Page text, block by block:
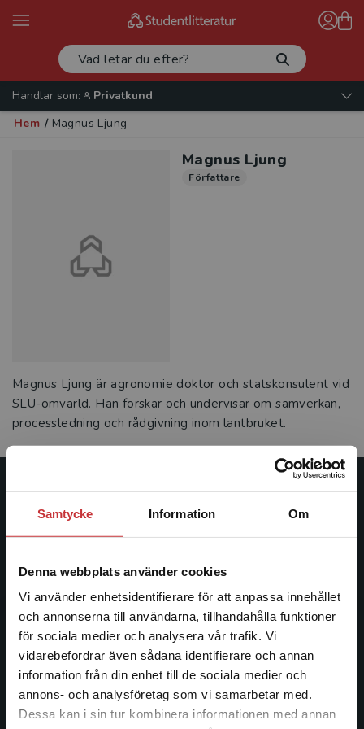
Samtycke Information Om
Denna webbplats använder cookies
Vi använder enhetsidentifierare för att anpassa innehållet
och annonserna till användarna, tillhandahålla funktioner
för sociala medier och analysera vår trafik. Vi
vidarebefordrar även sådana identifierare och annan
information från din enhet till de sociala medier och
annons- och analysföretag som vi samarbetar med.
Dessa kan i sin tur kombinera informationen med annan
Begränsad fraktregion
Handlar som:
Privatkund
Hem / Magnus Ljung
Magnus Ljung
Författare
Magnus Ljung är agronomie doktor och statskonsulent vid
SLU-omvärld. Han forskar och undervisar om samverkan,
processledning och rådgivning inom lantbruket.
Studentlitteratur
Studentlitteratur grundades 1963 och är idag Sveriges
facklitteratur, utbildningar och digitala
informationstjänster i utbudet, finns Studentlitteratur med
längs hela kunskapsresan.
Kontakta oss
Kontakta oss